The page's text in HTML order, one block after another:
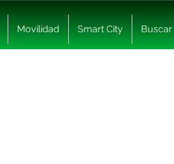
Movilidad Smart City Buscar